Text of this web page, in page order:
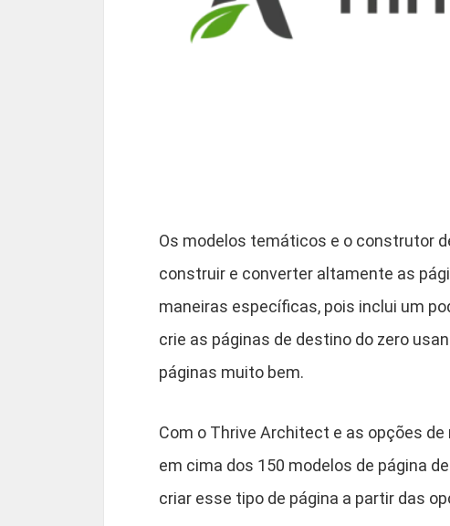
Os modelos temáticos e o construtor
construir e converter altamente as
maneiras específicas, pois inclui um
crie as páginas de destino do zero
páginas muito bem.
Com o Thrive Architect e as opções
em cima dos 150 modelos de página
criar esse tipo de página a partir das